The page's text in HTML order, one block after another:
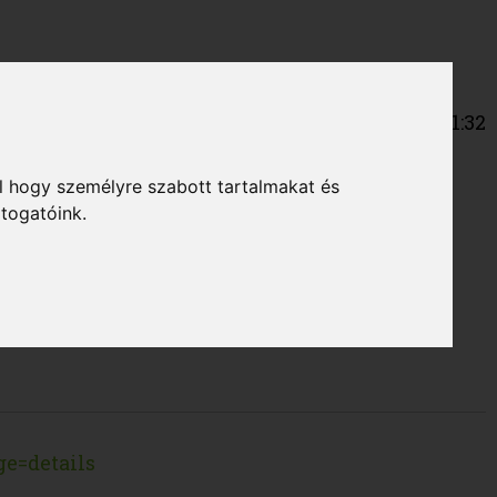
személyre szabott tartalmakat és
2026-08-07 04:21:32